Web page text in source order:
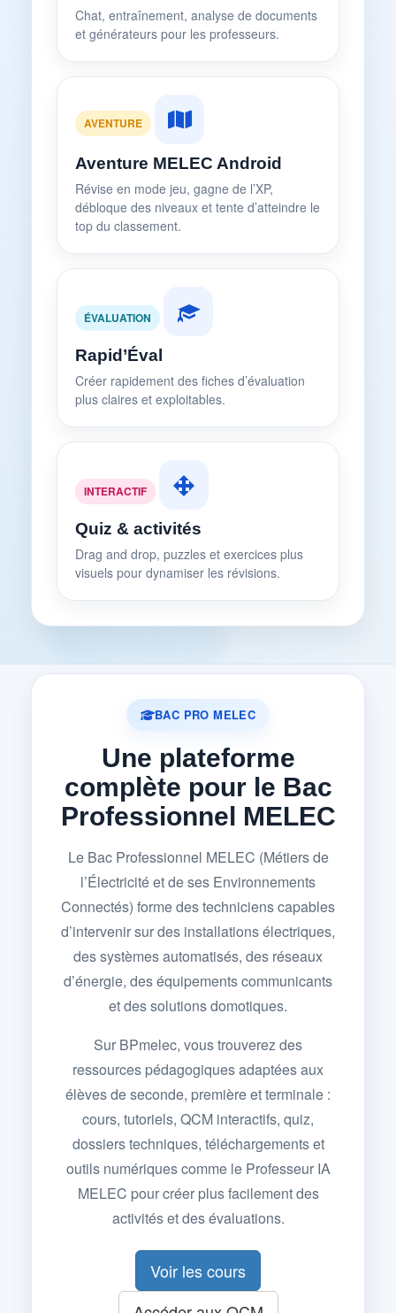
Chat, entraînement, analyse de documents
et générateurs pour les professeurs.
AVENTURE
Aventure MELEC Android
Révise en mode jeu, gagne de l’XP,
débloque des niveaux et tente d’atteindre le
top du classement.
ÉVALUATION
Rapid’Éval
Créer rapidement des fiches d’évaluation
plus claires et exploitables.
INTERACTIF
Quiz & activités
Drag and drop, puzzles et exercices plus
visuels pour dynamiser les révisions.
BAC PRO MELEC
Une plateforme
complète pour le Bac
Professionnel MELEC
Le Bac Professionnel MELEC (Métiers de
l’Électricité et de ses Environnements
Connectés) forme des techniciens capables
d’intervenir sur des installations électriques,
des systèmes automatisés, des réseaux
d’énergie, des équipements communicants
et des solutions domotiques.
Sur BPmelec, vous trouverez des
ressources pédagogiques adaptées aux
élèves de seconde, première et terminale :
cours, tutoriels, QCM interactifs, quiz,
dossiers techniques, téléchargements et
outils numériques comme le Professeur IA
MELEC pour créer plus facilement des
activités et des évaluations.
Voir les cours